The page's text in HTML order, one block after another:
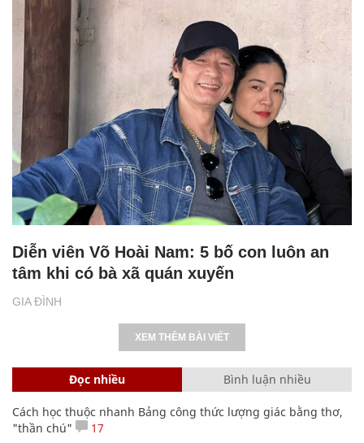
GIA ĐÌNH
Diễn viên Võ Hoài Nam: 5 bố con luôn an
tâm khi có bà xã quán xuyến
XEM THÊM BÀI VIẾT
Đọc nhiều Bình luận nhiều
Cách học thuộc nhanh Bảng công thức lượng giác bằng thơ,
"thần chú"
17